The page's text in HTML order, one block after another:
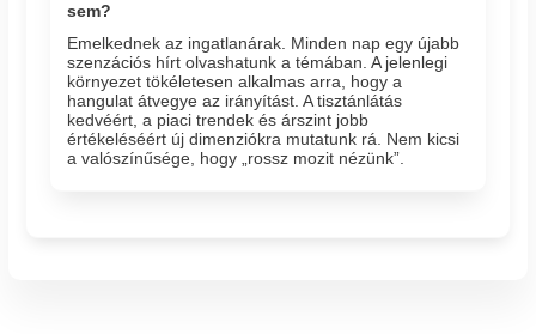
sem?
Emelkednek az ingatlanárak. Minden nap egy újabb
szenzációs hírt olvashatunk a témában. A jelenlegi
környezet tökéletesen alkalmas arra, hogy a
hangulat átvegye az irányítást. A tisztánlátás
kedvéért, a piaci trendek és árszint jobb
értékeléséért új dimenziókra mutatunk rá. Nem kicsi
a valószínűsége, hogy „rossz mozit nézünk”.